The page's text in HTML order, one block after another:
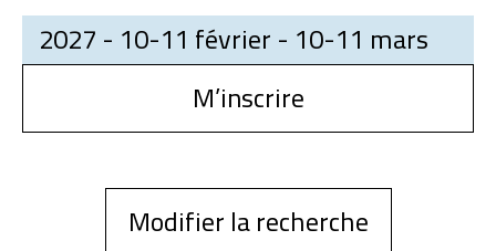
2027 - 10-11 février - 10-11 mars
M’inscrire
Modifier la recherche